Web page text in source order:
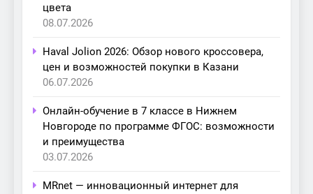
цвета
08.07.2026
Haval Jolion 2026: Обзор нового кроссовера,
цен и возможностей покупки в Казани
06.07.2026
Онлайн-обучение в 7 классе в Нижнем
Новгороде по программе ФГОС: возможности
и преимущества
03.07.2026
MRnet — инновационный интернет для